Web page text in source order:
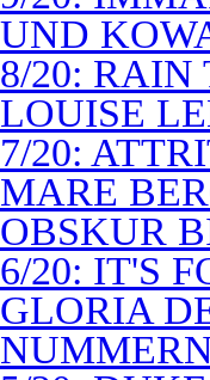
UND
8/20: RAIN
LOUISE
7/20:
MARE
OBSKUR
6/20: IT'S
GLORIA